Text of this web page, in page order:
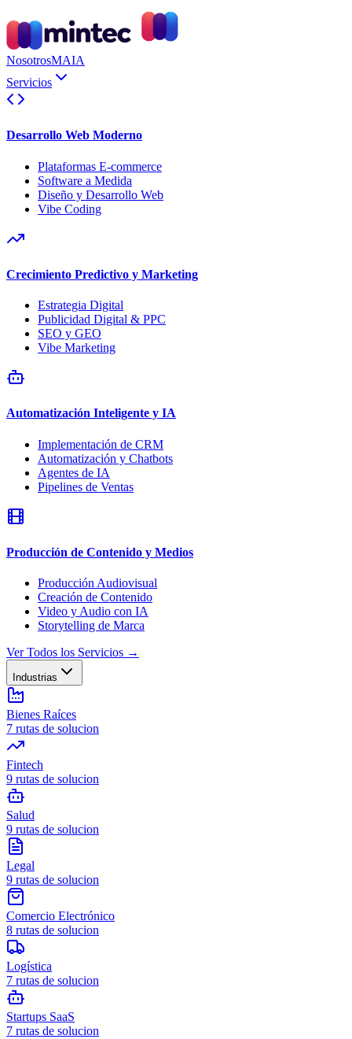
NosotrosMAIA
Servicios
Desarrollo Web Moderno
Plataformas E-commerce
Software a Medida
Diseño y Desarrollo Web
Vibe Coding
Crecimiento Predictivo y Marketing
Estrategia Digital
Publicidad Digital & PPC
SEO y GEO
Vibe Marketing
Automatización Inteligente y IA
Implementación de CRM
Automatización y Chatbots
Agentes de IA
Pipelines de Ventas
Producción de Contenido y Medios
Producción Audiovisual
Creación de Contenido
Video y Audio con IA
Storytelling de Marca
Ver Todos los Servicios →
Industrias
Bienes Raíces
7 rutas de solucion
Fintech
9 rutas de solucion
Salud
9 rutas de solucion
Legal
9 rutas de solucion
Comercio Electrónico
8 rutas de solucion
Logística
7 rutas de solucion
Startups SaaS
7 rutas de solucion